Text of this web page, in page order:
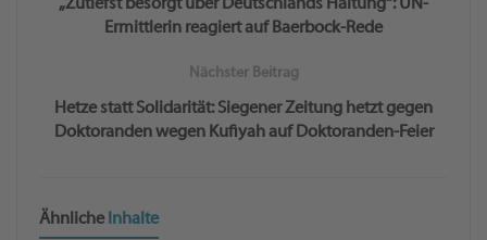
„Zutiefst besorgt über Deutschlands Haltung“: UN-
Ermittlerin reagiert auf Baerbock-Rede
Nächster Beitrag
Hetze statt Solidarität: Siegener Zeitung hetzt gegen
Doktoranden wegen Kufiyah auf Doktoranden-Feier
Ähnliche Inhalte